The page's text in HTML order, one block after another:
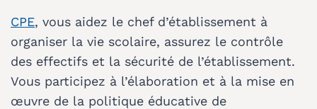
CPE, vous aidez le chef d’établissement à
organiser la vie scolaire, assurez le contrôle
des effectifs et la sécurité de l’établissement.
Vous participez à l’élaboration et à la mise en
œuvre de la politique éducative de